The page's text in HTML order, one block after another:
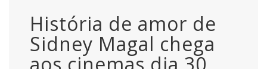
História de amor de
Sidney Magal chega
aos cinemas dia 30